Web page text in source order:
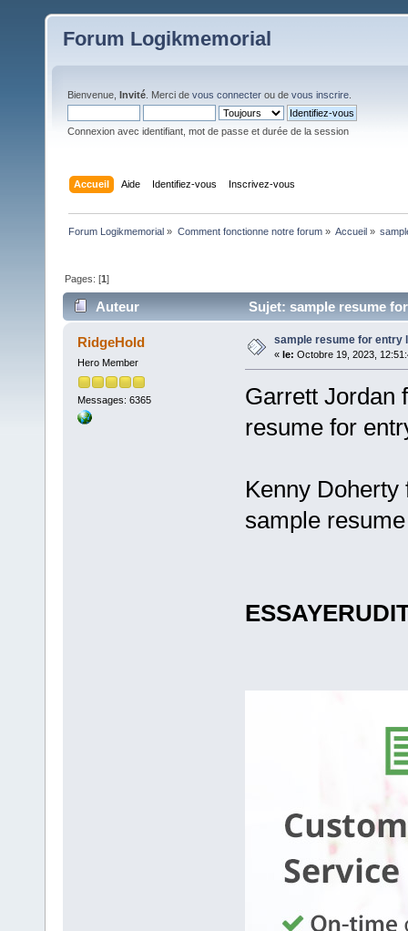
Forum Logikmemorial
Bienvenue, Invité . Merci de vous connecter ou de vous inscrire
Connexion avec identifiant, mot de passe et durée de la session
Accueil Aide Identifiez-vous Inscrivez-vous
Forum Logikmemorial » Comment fonctionne notre forum» Accueil»
Pages: [1]
Auteur Sujet: sample resume
RidgeHold
Hero Member
Messages: 6365
sample resume for entry
« le: Octobre 19, 2023,
Garrett Jordan
resume for
Kenny
sample